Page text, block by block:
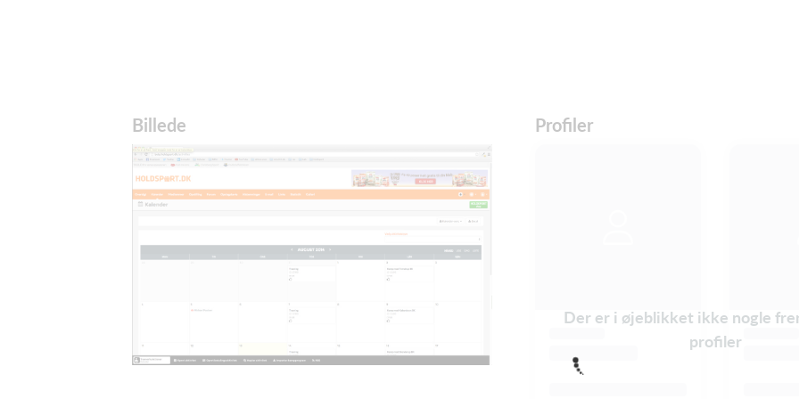
Billede Profiler
Der er i øjeblikket ikke nogle
profiler